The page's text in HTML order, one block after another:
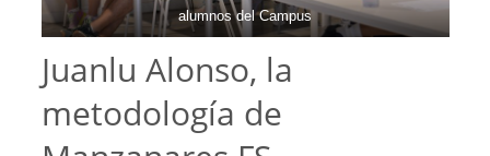
alumnos del Campus
Juanlu Alonso, la
metodología de